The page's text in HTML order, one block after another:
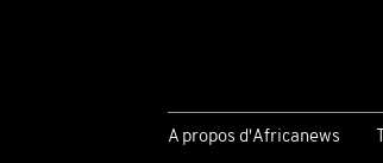
A propos d'Africanews